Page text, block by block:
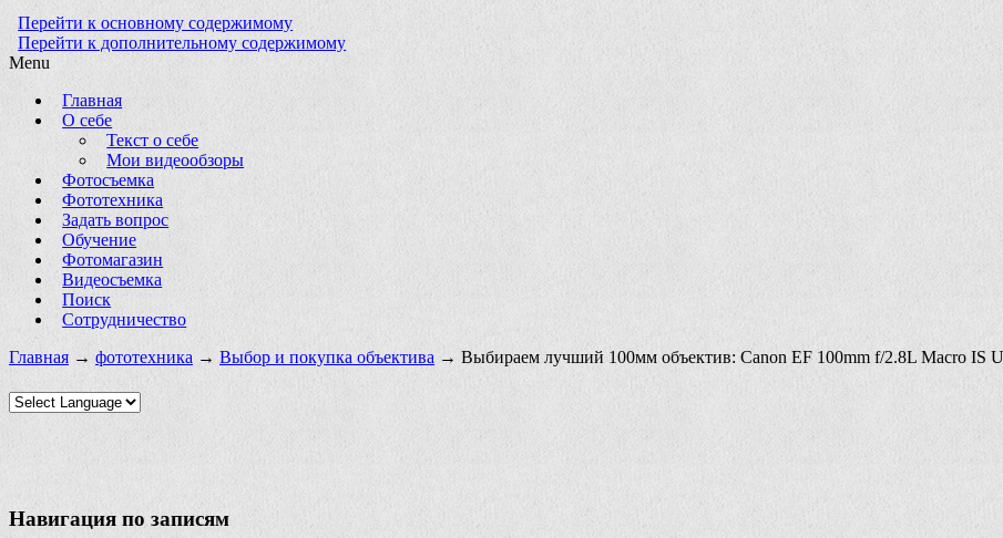
Перейти к основному содержимому
Перейти к дополнительному содержимому
Menu
Главная
О себе
Текст о себе
Мои видеообзоры
Фотосъемка
Фототехника
Задать вопрос
Обучение
Фотомагазин
Видеосъемка
Поиск
Сотрудничество
Главная → фототехника → Выбор и покупка объектива → Выбираем лучший 100мм объектив: Canon EF 100mm f/2.8L Macro IS
Навигация по записям